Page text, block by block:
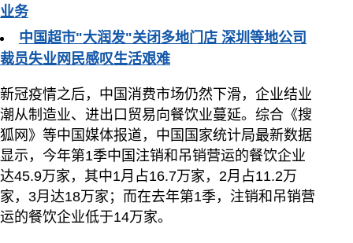
业务
中国超市"大润发"关闭多地门店 深圳等地公司
裁员失业网民感叹生活艰难
新冠疫情之后，中国消费市场仍然下滑，企业结业
潮从制造业、进出口贸易向餐饮业蔓延。综合《搜
狐网》等中国媒体报道，中国国家统计局最新数据
显示，今年第1季中国注销和吊销营运的餐饮企业
达45.9万家，其中1月占16.7万家，2月占11.2万
家，3月达18万家；而在去年第1季，注销和吊销营
运的餐饮企业低于14万家。